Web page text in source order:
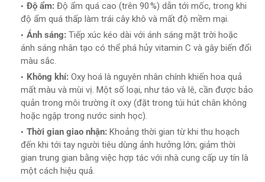
Độ ẩm: Độ ẩm quá cao (trên 90 %) dẫn tới mốc, trong khi
độ ẩm quá thấp làm trái cây khô và mất độ mềm mại.
Ánh sáng: Tiếp xúc kéo dài với ánh sáng mặt trời hoặc
ánh sáng nhân tạo có thể phá hủy vitamin C và gây biến đổi
màu sắc.
Không khí: Oxy hoá là nguyên nhân chính khiến hoa quả
mất màu và mùi vị. Một số loại, như táo và lê, cần được bảo
quản trong môi trường ít oxy (đặt trong túi hút chân không
hoặc ngập trong nước sinh học).
Thời gian giao nhận: Khoảng thời gian từ khi thu hoạch
đến khi tới tay người tiêu dùng ảnh hưởng lớn; giảm thời
gian trung gian bằng việc hợp tác với nhà cung cấp uy tín là
một cách hiệu quả.